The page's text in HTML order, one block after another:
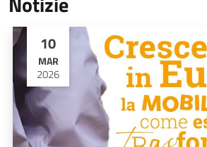
10
MAR
2026